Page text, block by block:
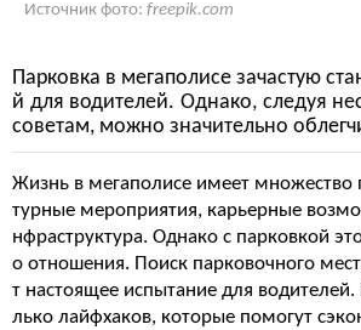
Источник фото: freepik.com
Парковка в мегаполисе зачастую
й для водителей. Однако, следуя
советам, можно значительно
Жизнь в мегаполисе имеет множество
турные мероприятия, карьерные
нфраструктура. Однако с парковкой
о отношения. Поиск парковочного
т настоящее испытание для
лько лайфхаков, которые помогут